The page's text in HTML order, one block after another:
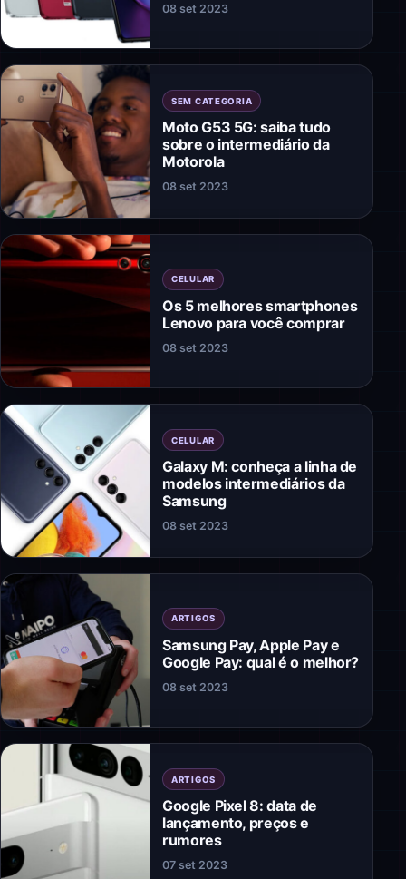
08 set 2023
SEM CATEGORIA
Moto G53 5G: saiba tudo
sobre o intermediário da
Motorola
08 set 2023
CELULAR
Os 5 melhores smartphones
Lenovo para você comprar
08 set 2023
CELULAR
Galaxy M: conheça a linha de
modelos intermediários da
Samsung
08 set 2023
ARTIGOS
Samsung Pay, Apple Pay e
Google Pay: qual é o melhor?
08 set 2023
ARTIGOS
Google Pixel 8: data de
lançamento, preços e
rumores
07 set 2023